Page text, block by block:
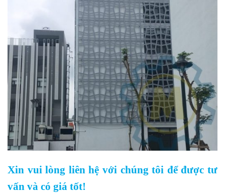
Xin vui lòng liên hệ với chúng tôi để được tư
vấn và có giá tốt!